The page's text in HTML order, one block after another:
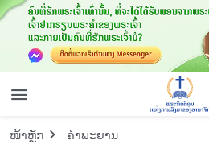
ໜ້າຫຼັກ ຄຳພະຍານ